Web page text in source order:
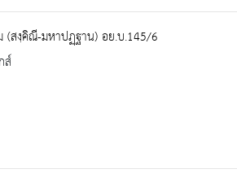
สงฺคิณี-มหาปฏฺฐาน) อย.บ.145/6
ส์